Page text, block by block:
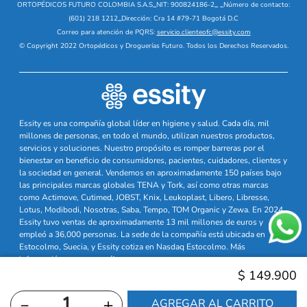
$ 149.900
AGREGAR AL CARRITO
ORTOPÉDICOS FUTURO COLOMBIA S.A.S_NIT: 900824186-2_ _Número de contacto:
(601) 218 1212_Dirección: Cra 14 #79-71 Bogotá D.C
Correo para atención de PQRS: servicio.clienteofc@essity.com
© Copyright 2022 Ortopédicos y Droguerías Futuro. Todos los Derechos Reservados.
Essity es una compañía global líder en higiene y salud. Cada día, mil
millones de personas, en todo el mundo, utilizan nuestros productos,
servicios y soluciones. Nuestro propósito es romper barreras por el
bienestar en beneficio de consumidores, pacientes, cuidadores, clientes y
la sociedad en general. Vendemos en aproximadamente 150 países bajo
las principales marcas globales TENA y Tork, así como otras marcas
como Actimove, Cutimed, JOBST, Knix, Leukoplast, Libero, Libresse,
Lotus, Modibodi, Nosotras, Saba, Tempo, TOM Organic y Zewa. En 2024,
Essity tuvo ventas de aproximadamente 13 mil millones de euros y
empleó a 36,000 personas. La sede de la compañía está ubicada en
Estocolmo, Suecia, y Essity cotiza en Nasdaq Estocolmo. Más
información enwww.essity.com